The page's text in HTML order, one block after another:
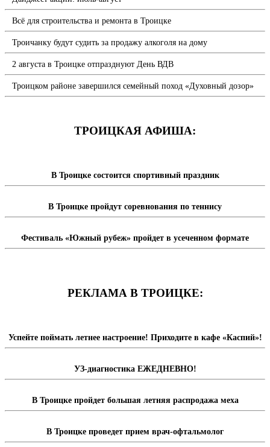
Всё для строительства и ремонта в Троицке
Троичанку будут судить за продажу алкоголя на дому
2 августа в Троицке отпразднуют День ВДВ
Троицком районе завершился семейный поход «Духовный дозор»
ТРОИЦКАЯ АФИША:
В Троицке состоится спортивный праздник
В Троицке пройдут соревнования по теннису
Фестиваль «Южный рубеж» пройдет в усеченном формате
РЕКЛАМА В ТРОИЦКЕ:
Успейте поймать летнее настроение! Приходите в кафе «Каспий»!
УЗ-диагностика ЕЖЕДНЕВНО!
В Троицке пройдет большая летняя распродажа меха
В Троицке проведет прием врач-офтальмолог